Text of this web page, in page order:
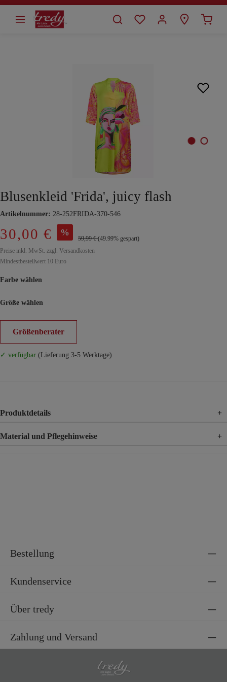
springen
Blusenkleid 'Frida', juicy flash
Artikelnummer: 28-252FRIDA-370-546
30,00 € %
59,99 €(49.99% gespart)
Preise inkl. MwSt. zzgl. Versandkosten
Mindestbestellwert 10 Euro
Farbe wählen
Größe wählen
Größenberater
✓ verfügbar (Lieferung 3-5 Werktage)
Produktdetails +
Material und Pflegehinweise +
Bestellung
Kundenservice
Über tredy
Zahlung und Versand